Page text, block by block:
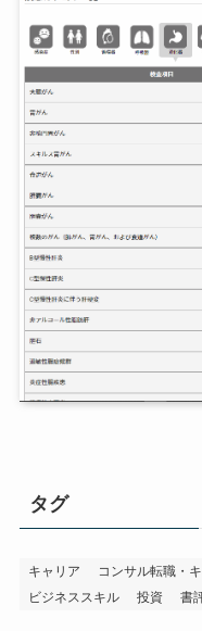
タグ
キャリア コンサル転職・
ビジネススキル
投資 書